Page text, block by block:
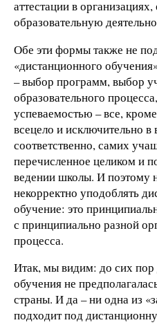
аттестации в
образовательную
Обе эти формы также не
«дистанционного
– выбор программ, выбор
образовательного
успеваемостью – все,
всецело и исключительно в
соответственно, самих
перечисленное целиком и
ведении школы. И поэтому
некорректно уподоблять
обучение: это
с принципиально разной
процесса.
Итак, мы видим: до сих
обучения не
страны. И да – ни одна из
подходит под